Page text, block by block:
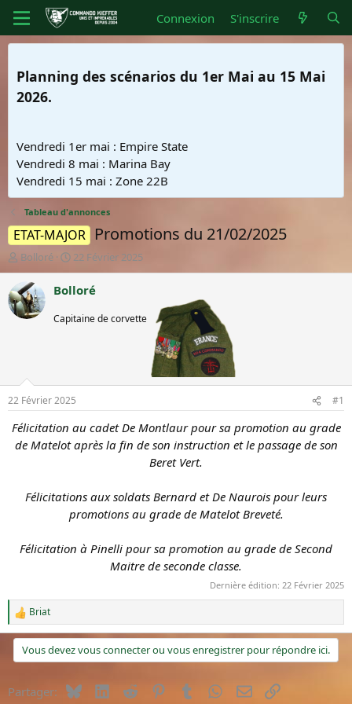
Connexion S'inscrire
Planning des scénarios du 1er Mai au 15 Mai
2026.
Vendredi 1er mai : Empire State
Vendredi 8 mai : Marina Bay
Vendredi 15 mai : Zone 22B
Tableau d'annonces
ETAT-MAJOR Promotions du 21/02/2025
A
u
t
e
u
u
e
t
Bolloré
D
a
t
d
u
t
22 Février 2025
Bolloré
Capitaine de corvette
Membre
honoraire
22 Février 2025 #1
Félicitation au cadet De Montlaur pour sa promotion au grade
de Matelot après la fin de son instruction et le passage de son
Beret Vert.
Félicitations aux soldats Bernard et De Naurois pour leurs
promotions au grade de Matelot Breveté.
Félicitation à Pinelli pour sa promotion au grade de Second
Maitre de seconde classe.
Dernière édition: 22 Février 2025
R
é
c
i
Briat
Vous devez vous connecter ou vous enregistrer pour répondre ici.
Partager: BlueskyLinkedIn
Reddit PinterestTumblr WhatsApp
E-mailLien